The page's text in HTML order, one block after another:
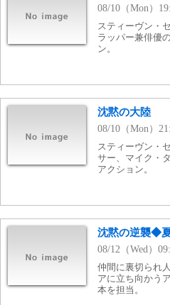
08/10（Mon）
スティーヴン・
ラッパー兼俳優
ン。
沈黙の大陸
08/10（Mon）
スティーヴン・
サー、マイク・
アクション。
沈黙の逆襲◆
08/12（Wed）
仲間に裏切られ
アに立ち向かう
本を担当。